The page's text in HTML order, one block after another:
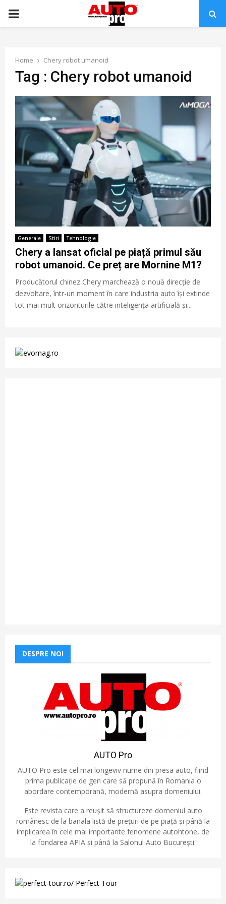
PRIMARY
Home Chery robot umanoid
Tag : Chery robot umanoid
Generale Stiri Tehnologie
Chery a lansat oficial pe piață primul său
robot umanoid. Ce preț are Mornine M1?
Producătorul chinez Chery marchează o nouă direcție de
dezvoltare, într-un moment în care industria auto își extinde
tot mai mult orizonturile către inteligența artificială și...
DESPRE NOI
AUTO Pro
AUTO Pro este cel mai longeviv nume din presa auto, fiind
prima publicație de gen care să propună în Romania o
abordare contemporană, modernă asupra domeniului.
Este revista care a reușit să structureze domeniul auto
românesc de la banala listă de prețuri de pe piață și până la
implicarea în cele mai importante fenomene autohtone, de
la fondarea APIA și până la Salonul Auto București.